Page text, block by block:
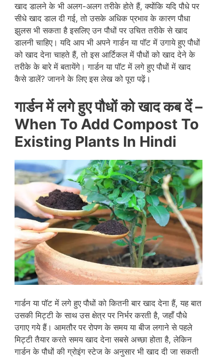
खाद डालने के भी अलग-अलग तरीके होते हैं, क्योंकि यदि पौधे पर
सीधे खाद डाल दी गई, तो उसके अधिक प्रभाव के कारण पौधा
झुलस भी सकता है इसलिए उन पौधों पर उचित तरीके से खाद
डालनी चाहिए। यदि आप भी अपने गार्डन या पॉट में उगाये हुए पौधों
को खाद देना चाहते हैं, तो इस आर्टिकल में पौधों को खाद देने के
तरीके के बारे में बतायेंगे। गार्डन या पॉट में लगे हुए पौधों में खाद
कैसे डालें? जानने के लिए इस लेख को पूरा पढ़ें।
गार्डन में लगे हुए पौधों को खाद कब दें –
When To Add Compost To
Existing Plants In Hindi
गार्डन या पॉट में लगे हुए पौधों को कितनी बार खाद देना हैं, यह बात
उसकी मिट्टी के साथ उस क्षेत्र पर निर्भर करती है, जहाँ पौधे
उगाए गये हैं। आमतौर पर रोपण के समय या बीज लगाने से पहले
मिट्टी तैयार करते समय खाद देना सबसे अच्छा होता है, लेकिन
गार्डन के पौधों की ग्रोइंग स्टेज के अनुसार भी खाद दी जा सकती